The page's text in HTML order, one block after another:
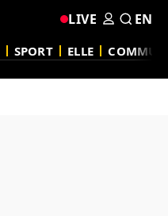
SPORT ELLE
LIVE EN